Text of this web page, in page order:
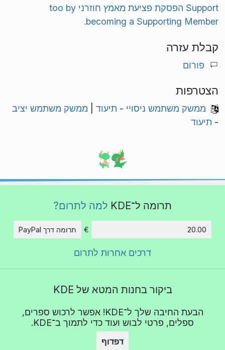
Support הפסקת פציעת מאמץ חוזרני too by
becoming a Supporting Member.
קבלת עזרה
פורום
הצטרפות
ממשק משתמש ניסויי - תיעוד
ממשק משתמש יציב
- תיעוד
תרומה ל־KDE למה לתרום?
€ תרומה דרך PayPal
דרכים אחרות לתרום
ביקור בחנות המטא של KDE
הבעת החיבה שלך ל־KDE! אפשר לרכוש ספרים,
ספלים, פרטי לבוש ועוד כדי לתמוך ב־KDE.
דפדוף